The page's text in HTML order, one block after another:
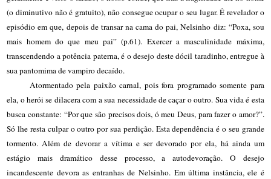
(o diminutivo não é gratuito), não consegue ocupar o seu lugar. É revelador o
episódio em que, depois de transar na cama do pai, Nelsinho diz: “Poxa, sou
mais homem do que meu pai” (p.61). Exercer a masculinidade máxima,
transcendendo a potência paterna, é o desejo deste dócil taradinho, entregue à
sua pantomima de vampiro decaído.
Atormentado pela paixão carnal, pois fora programado somente para
ela, o herói se dilacera com a sua necessidade de caçar o outro. Sua vida é esta
busca constante: “Por que são precisos dois, ó meu Deus, para fazer o amor?”.
Só lhe resta culpar o outro por sua perdição. Esta dependência é o seu grande
tormento. Além de devorar a vítima e ser devorado por ela, há ainda um
estágio mais dramático desse processo, a autodevoração. O desejo
incandescente devora as entranhas de Nelsinho. Em última instância, ele é